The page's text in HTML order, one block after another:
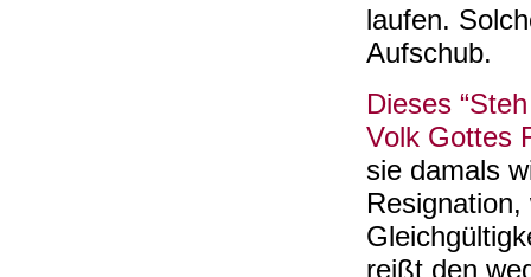
laufen.
Aufschub.
Dieses
Volk Gottes
sie damals
reißt den